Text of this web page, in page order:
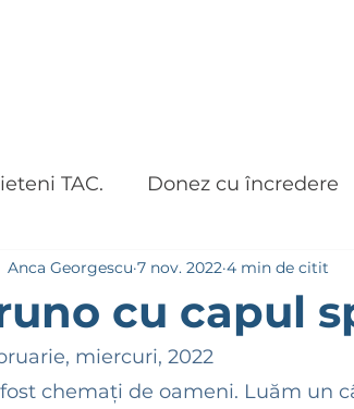
TAC. Donez cu încredere
Linda Pata Rat - Jurnal de
cu capul
Anca Georgescu 7 nov. 2022 4 min de citit
miercuri, 2022
chemați de oameni. Luăm un